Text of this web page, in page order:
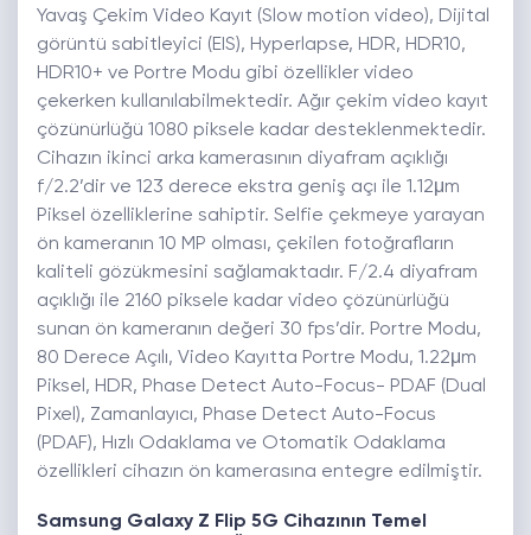
Yavaş Çekim Video Kayıt (Slow motion video), Dijital
görüntü sabitleyici (EIS), Hyperlapse, HDR, HDR10,
HDR10+ ve Portre Modu gibi özellikler video
çekerken kullanılabilmektedir. Ağır çekim video kayıt
çözünürlüğü 1080 piksele kadar desteklenmektedir.
Cihazın ikinci arka kamerasının diyafram açıklığı
f/2.2’dir ve 123 derece ekstra geniş açı ile 1.12μm
Piksel özelliklerine sahiptir. Selfie çekmeye yarayan
ön kameranın 10 MP olması, çekilen fotoğrafların
kaliteli gözükmesini sağlamaktadır. F/2.4 diyafram
açıklığı ile 2160 piksele kadar video çözünürlüğü
sunan ön kameranın değeri 30 fps’dir. Portre Modu,
80 Derece Açılı, Video Kayıtta Portre Modu, 1.22μm
Piksel, HDR, Phase Detect Auto-Focus- PDAF (Dual
Pixel), Zamanlayıcı, Phase Detect Auto-Focus
(PDAF), Hızlı Odaklama ve Otomatik Odaklama
özellikleri cihazın ön kamerasına entegre edilmiştir.
Samsung Galaxy Z Flip 5G Cihazının Temel